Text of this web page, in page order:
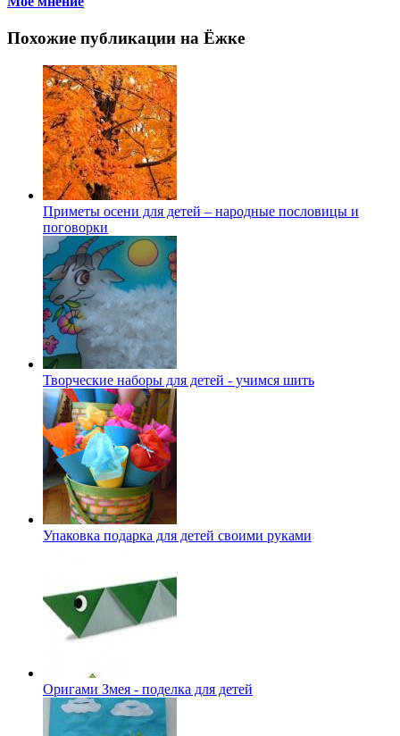
Похожие публикации на Ёжке
Приметы осени для детей – народные пословицы и
поговорки
Творческие наборы для детей - учимся шить
Упаковка подарка для детей своими руками
Оригами Змея - поделка для детей